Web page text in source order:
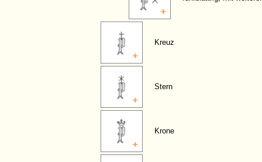
Kreuz
Stern
Krone